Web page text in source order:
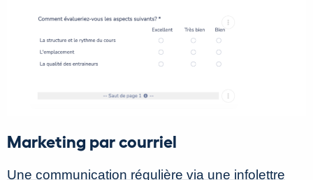
Marketing par courriel
Une communication régulière via une infolettre